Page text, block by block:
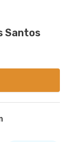
Santos